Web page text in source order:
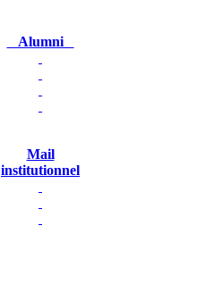
Alumni
Mail
institutionnel